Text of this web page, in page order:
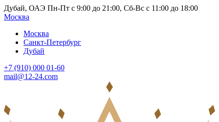
Дубай, ОАЭ Пн-Пт с 9:00 до 21:00, Сб-Вс с 11:00 до 18:00
Москва
Москва
Санкт-Петербург
Дубай
+7 (910) 000 01-60
mail@12-24.com